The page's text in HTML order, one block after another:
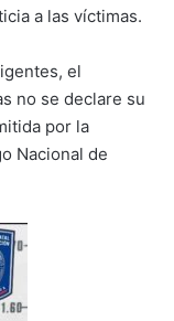
a las víctimas.
el
no se declare su
por la
Nacional de